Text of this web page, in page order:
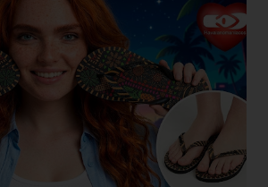
principais influenciadoras de moda.
de resgate retrô com toque
trouxe uma inovação que une
O Chinelo Havaianas Top
como essa resposta
impecável da lendária sola de borracha
revestidas de tecido drapeado com